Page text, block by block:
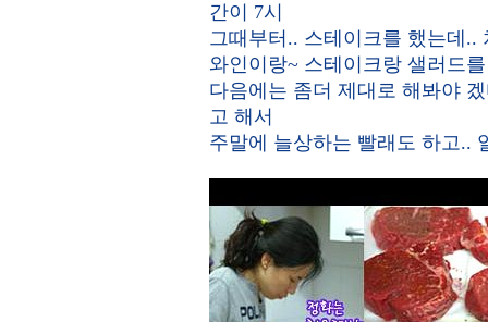
간이 7시
그때부터.. 스테이크를 했는데..
와인이랑~ 스테이크랑 샐러드
다음에는 좀더 제대로 해봐야
고 해서
주말에 늘상하는 빨래도 하고..